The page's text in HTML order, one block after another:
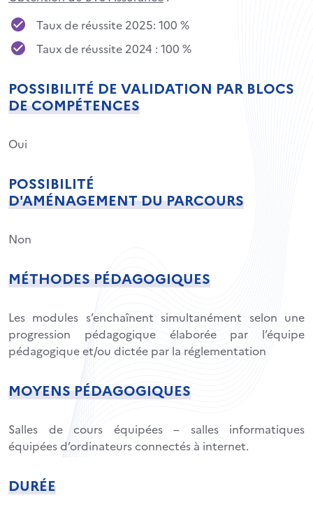
Taux de réussite 2025: 100 %
Taux de réussite 2024 : 100 %
POSSIBILITÉ DE VALIDATION PAR BLOCS
DE COMPÉTENCES
Oui
POSSIBILITÉ
D'AMÉNAGEMENT DU PARCOURS
Non
MÉTHODES PÉDAGOGIQUES
Les modules s’enchaînent simultanément selon une
progression pédagogique élaborée par l’équipe
pédagogique et/ou dictée par la réglementation
MOYENS PÉDAGOGIQUES
Salles de cours équipées – salles informatiques
équipées d’ordinateurs connectés à internet.
DURÉE